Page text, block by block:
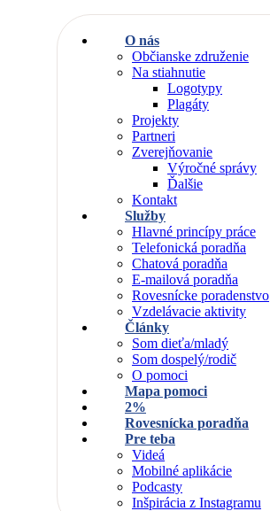
O nás
Občianske združenie
Na stiahnutie
Logotypy
Plagáty
Projekty
Partneri
Zverejňovanie
Výročné správy
Ďalšie
Kontakt
Služby
Hlavné princípy práce
Telefonická poradňa
Chatová poradňa
E-mailová poradňa
Rovesnícke poradenstvo
Vzdelávacie aktivity
Články
Som dieťa/mladý
Som dospelý/rodič
O pomoci
Mapa pomoci
2%
Rovesnícka poradňa
Pre teba
Videá
Mobilné aplikácie
Podcasty
Inšpirácia z Instagramu